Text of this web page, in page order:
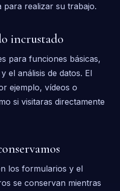
para realizar su trabajo.
incrustado
para funciones básicas,
el análisis de datos. El
ejemplo, vídeos o
si visitaras directamente
los formularios y el
se conservan mientras